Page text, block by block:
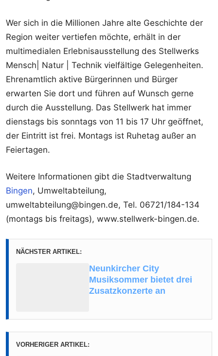
Wer sich in die Millionen Jahre alte Geschichte der
Region weiter vertiefen möchte, erhält in der
multimedialen Erlebnisausstellung des Stellwerks
Mensch| Natur | Technik vielfältige Gelegenheiten.
Ehrenamtlich aktive Bürgerinnen und Bürger
erwarten Sie dort und führen auf Wunsch gerne
durch die Ausstellung. Das Stellwerk hat immer
dienstags bis sonntags von 11 bis 17 Uhr geöffnet,
der Eintritt ist frei. Montags ist Ruhetag außer an
Feiertagen.
Weitere Informationen gibt die Stadtverwaltung
Bingen, Umweltabteilung,
umweltabteilung@bingen.de, Tel. 06721/184-134
(montags bis freitags), www.stellwerk-bingen.de.
NÄCHSTER ARTIKEL:
Neunkircher City
Musiksommer bietet drei
Zusatzkonzerte an
VORHERIGER ARTIKEL: